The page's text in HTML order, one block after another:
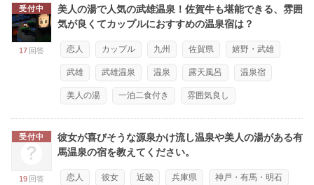
受付中
17 回答
美人の湯で人気の武雄温泉！佐賀牛も堪能できる、雰囲
気が良くてカップルにおすすめの温泉宿は？
恋人 カップル 九州 佐賀県 嬉野・武雄
武雄 武雄温泉 温泉 露天風呂 温泉宿
美人の湯 一泊二食付き 雰囲気良し
受付中
19 回答
彼女が喜びそうな源泉かけ流し温泉や美人の湯がある有
馬温泉の宿を教えてください。
恋人 彼女 近畿 兵庫県 神戸・有馬・明石